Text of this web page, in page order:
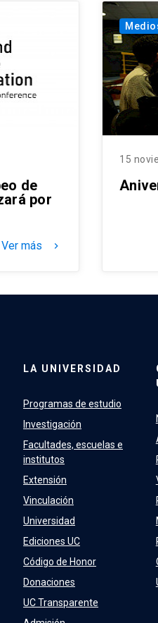
de
por
Ver más keyboard_arrow_right
15
LA UNIVERSIDAD
Programas de estudio
Investigación
Facultades, escuelas e
institutos
Extensión
Vinculación
Universidad
Ediciones UC
Código de Honor
Donaciones
UC Transparente